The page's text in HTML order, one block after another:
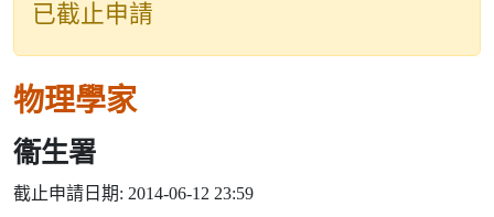
已截止申請
物理學家
衞生署
截止申請日期: 2014-06-12 23:59